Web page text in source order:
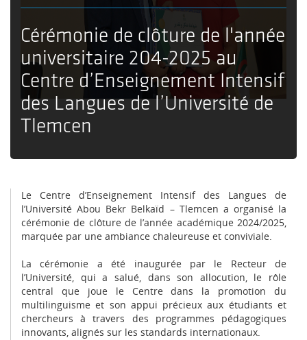
Cérémonie de clôture de l'année
universitaire 204-2025 au
Centre d’Enseignement Intensif
des Langues de l’Université de
Tlemcen
Le Centre d’Enseignement Intensif des Langues de
l’Université Abou Bekr Belkaïd – Tlemcen a organisé la
cérémonie de clôture de l’année académique 2024/2025,
marquée par une ambiance chaleureuse et conviviale.
La cérémonie a été inaugurée par le Recteur de
l’Université, qui a salué, dans son allocution, le rôle
central que joue le Centre dans la promotion du
multilinguisme et son appui précieux aux étudiants et
chercheurs à travers des programmes pédagogiques
innovants, alignés sur les standards internationaux.